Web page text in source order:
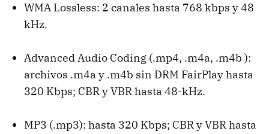
WMA Lossless: 2 canales hasta 768 kbps y 48
kHz.
Advanced Audio Coding (.mp4, .m4a, .m4b ):
archivos .m4a y .m4b sin DRM FairPlay hasta
320 Kbps; CBRyVBRhasta 48-kHz.
MP3 (.mp3): hasta 320 Kbps; CBRyVBRhasta